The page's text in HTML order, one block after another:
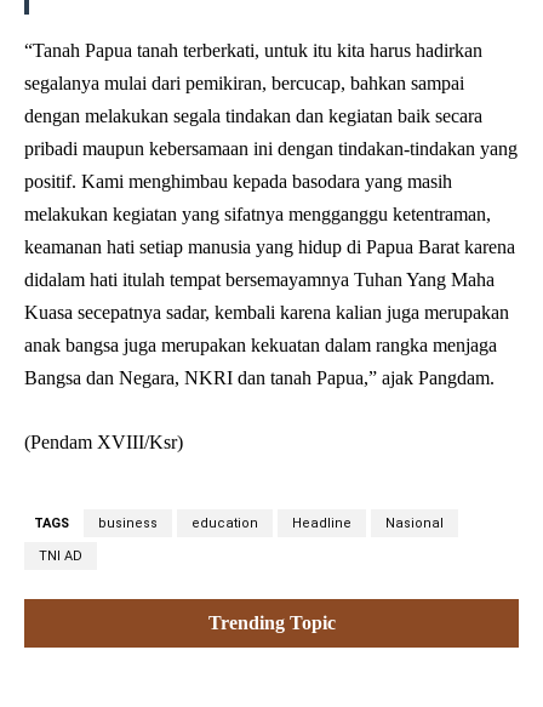
“Tanah Papua tanah terberkati, untuk itu kita harus hadirkan
segalanya mulai dari pemikiran, bercucap, bahkan sampai
dengan melakukan segala tindakan dan kegiatan baik secara
pribadi maupun kebersamaan ini dengan tindakan-tindakan yang
positif. Kami menghimbau kepada basodara yang masih
melakukan kegiatan yang sifatnya mengganggu ketentraman,
keamanan hati setiap manusia yang hidup di Papua Barat karena
didalam hati itulah tempat bersemayamnya Tuhan Yang Maha
Kuasa secepatnya sadar, kembali karena kalian juga merupakan
anak bangsa juga merupakan kekuatan dalam rangka menjaga
Bangsa dan Negara, NKRI dan tanah Papua,” ajak Pangdam.
(Pendam XVIII/Ksr)
TAGS business education Headline Nasional
TNI AD
Trending Topic